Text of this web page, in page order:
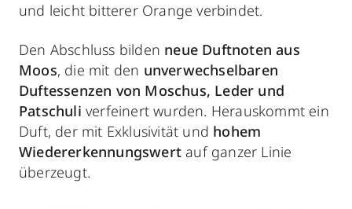
und leicht bitterer Orange verbindet.
Den Abschluss bilden neue Duftnoten aus
Moos, die mit den unverwechselbaren
Duftessenzen von Moschus, Leder und
Patschuli verfeinert wurden. Herauskommt ein
Duft, der mit Exklusivität und hohem
Wiedererkennungswert auf ganzer Linie
überzeugt.